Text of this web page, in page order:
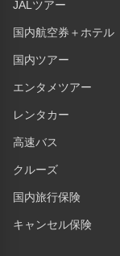
JALツアー
国内航空券＋ホテル
国内ツアー
エンタメツアー
レンタカー
高速バス
クルーズ
国内旅行保険
キャンセル保険